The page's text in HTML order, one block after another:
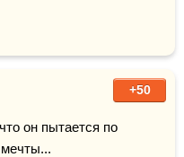
+50
он пытается по